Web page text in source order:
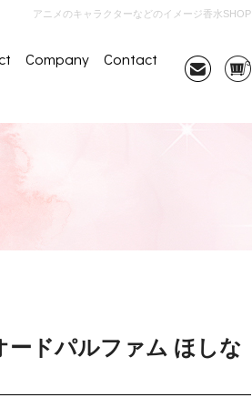
アニメのキャラクターなどのイメージ香水SHOP
Company Contact
ードパルファム ほしな